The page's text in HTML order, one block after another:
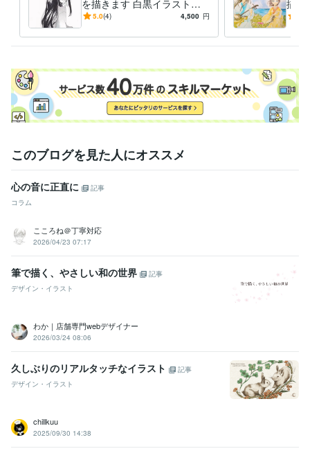
を描きます 白黒イラスト・
線画だけ欲しい方へ
5.0(4) 4,500 円
描き
かさ
このブログを見た人にオススメ
心の音に正直に
記事
コラム
こころね＠丁寧対応
2026/04/23 07:17
筆で描く、やさしい和の世界
記事
デザイン・イラスト
わか｜店舗専門webデザイナー
2026/03/24 08:06
久しぶりのリアルタッチなイラスト
記事
デザイン・イラスト
chillkuu
2025/09/30 14:38